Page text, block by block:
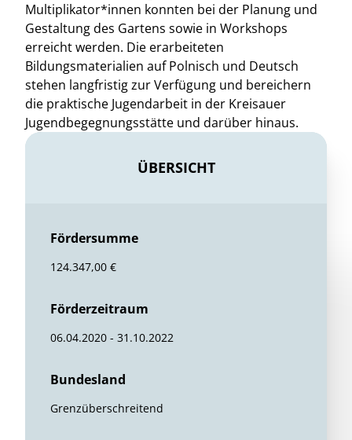
Multiplikator*innen konnten bei der Planung und
Gestaltung des Gartens sowie in Workshops
erreicht werden. Die erarbeiteten
Bildungsmaterialien auf Polnisch und Deutsch
stehen langfristig zur Verfügung und bereichern
die praktische Jugendarbeit in der Kreisauer
Jugendbegegnungsstätte und darüber hinaus.
ÜBERSICHT
Fördersumme
124.347,00 €
Förderzeitraum
06.04.2020 - 31.10.2022
Bundesland
Grenzüberschreitend